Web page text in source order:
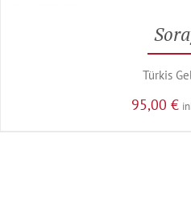
Türkis
95,00 €